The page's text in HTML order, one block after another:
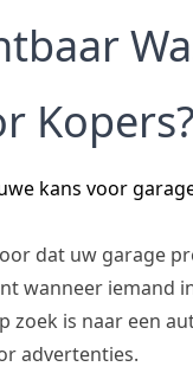
Kopers?
kans voor
dat uw garage
wanneer iemand
zoek is naar een
advertenties.